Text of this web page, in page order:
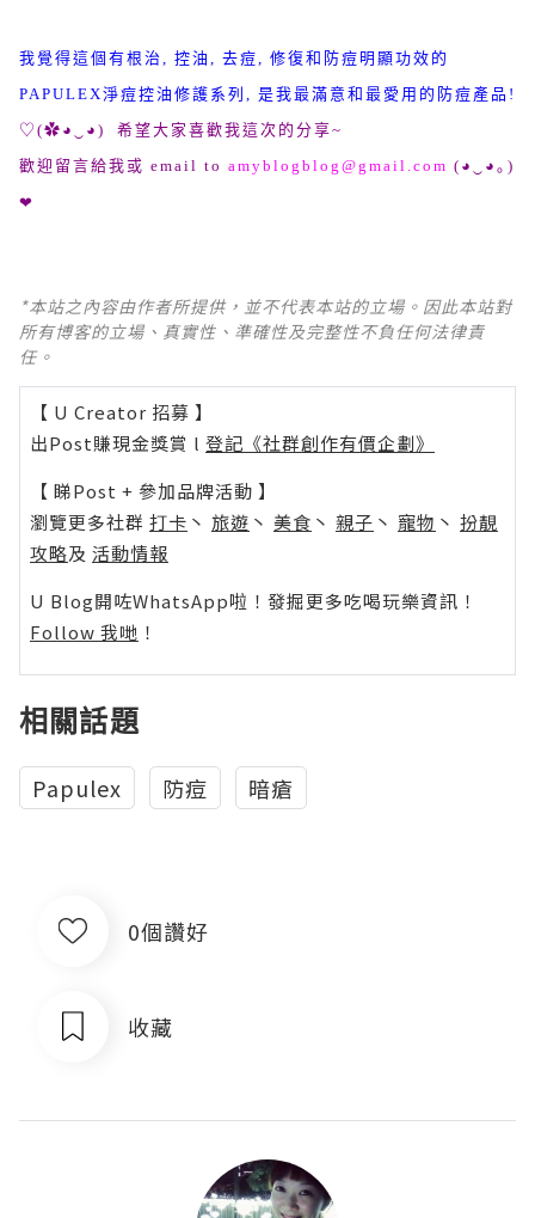
我覺得這個有根治, 控油, 去痘, 修復和防痘明顯功效的
PAPULEX淨痘控油修護系列, 是我最滿意和最愛用的防痘產品!
♡(✿◕‿◕) 希望大家喜歡我這次的分享~
歡迎留言給我或 email to amyblogblog@gmail.com ( ◕‿◕｡)
❤
*本站之內容由作者所提供，並不代表本站的立場。因此本站對
所有博客的立場、真實性、準確性及完整性不負任何法律責
任。
【 U Creator 招募 】
出Post賺現金獎賞 l 登記《社群創作有價企劃》
【 睇Post + 參加品牌活動 】
瀏覽更多社群 打卡 丶 旅遊 丶 美食 丶 親子 丶 寵物 丶 扮靚
攻略及 活動情報
U Blog開咗WhatsApp啦！發掘更多吃喝玩樂資訊！
Follow 我哋 ！
相關話題
Papulex 防痘 暗瘡
0個讚好
收藏